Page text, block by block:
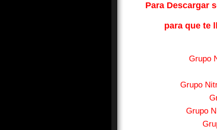
Para Descargar
para que te
Grupo
Grupo
Grupo